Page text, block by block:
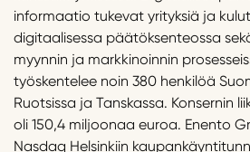
informaatio tukevat yrityksiä ja
digitaalisessa päätöksenteossa
myynnin ja markkinoinnin
työskentelee noin 380 henkilöä
Ruotsissa ja Tanskassa. Konsernin
oli 150,4 miljoonaa euroa. Enento
Nasdaq Helsinkiin